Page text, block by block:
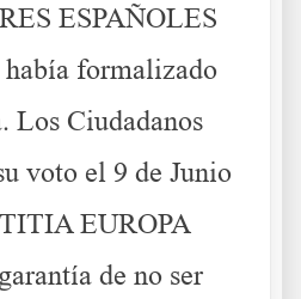
ESPAÑOLES
había formalizado
Los Ciudadanos
voto el 9 de Junio
EUROPA
de no ser